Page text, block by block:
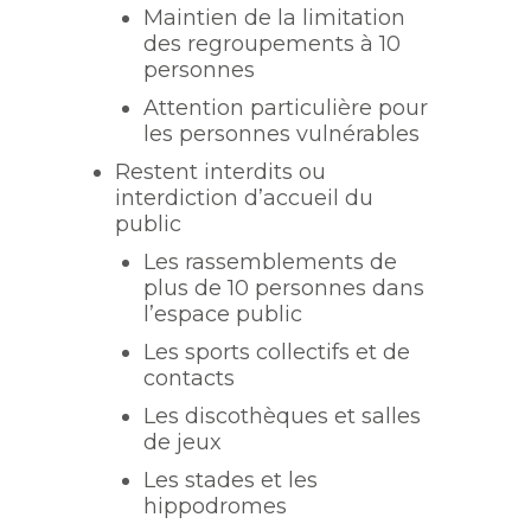
Maintien de la limitation
des regroupements à 10
personnes
Attention particulière pour
les personnes vulnérables
Restent interdits ou
interdiction d’accueil du
public
Les rassemblements de
plus de 10 personnes dans
l’espace public
Les sports collectifs et de
contacts
Les discothèques et salles
de jeux
Les stades et les
hippodromes